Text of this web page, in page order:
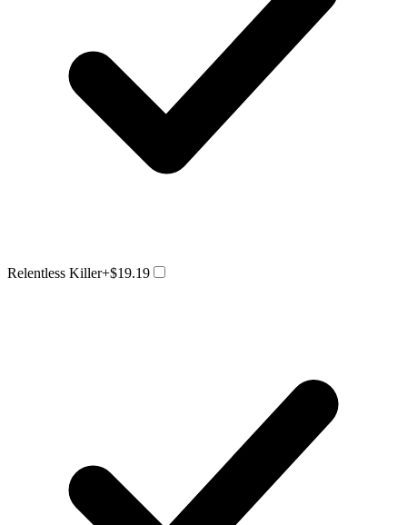
Relentless Killer+$19.19